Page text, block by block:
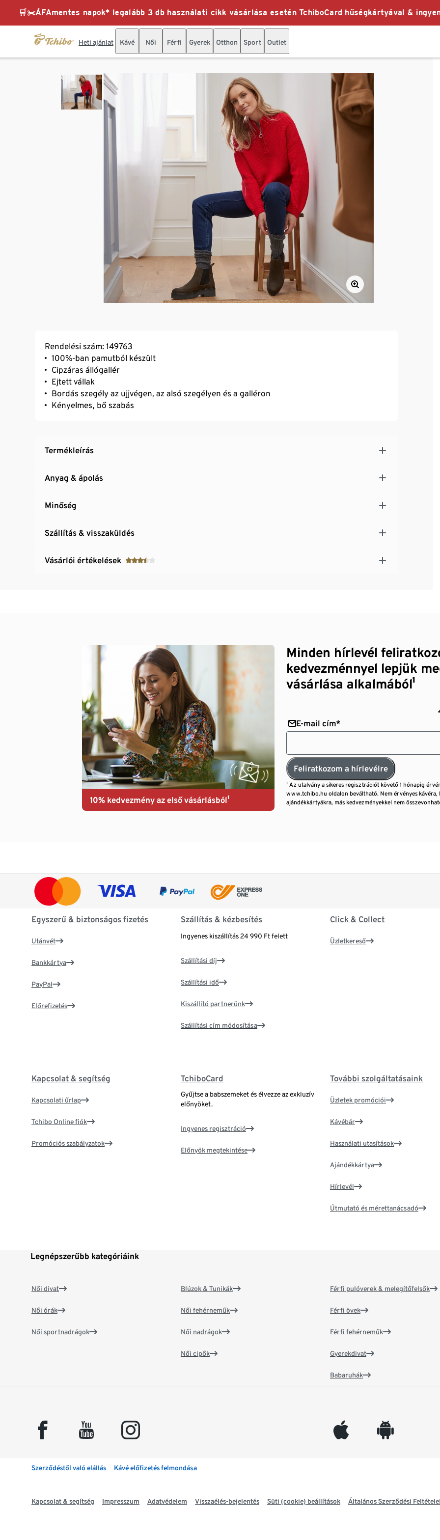
🛒✂️ÁFAmentes napok* legalább 3 db használati cikk vásárlása esetén TchiboCard hűségkártyával &
Heti ajánlat Kávé Női Férfi Gyerek Otthon Sport Outlet
Rendelési szám: 149763
100%-ban pamutból készült
Cipzáras állógallér
Ejtett vállak
Bordás szegély az ujjvégen, az alsó szegélyen és a galléron
Kényelmes, bő szabás
Termékleírás
Anyag & ápolás
Minőség
Szállítás & visszaküldés
Vásárlói értékelések
10% kedvezmény az első vásárlásból¹
Minden hírlevél
kedvezménnyel lepjük
vásárlása alkalmából¹
E-mail cím*
Feliratkozom a hírlevélre
¹ Az utalvány a sikeres regisztrációt követő 1 hónapig
www.tchibo.hu oldalon beváltható. Nem érvényes kávéra,
ajándékkártyákra, más kedvezményekkel nem
Egyszerű & biztonságos fizetés
Utánvét
Bankkártya
PayPal
Előrefizetés
Szállítás & kézbesítés
Ingyenes kiszállítás 24 990 Ft felett
Szállítási díj
Szállítási idő
Kiszállító partnerünk
Szállítási cím módosítása
Click & Collect
Üzletkereső
Kapcsolat & segítség
Kapcsolati űrlap
Tchibo Online fiók
Promóciós szabályzatok
TchiboCard
Gyűjtse a babszemeket és élvezze az exkluzív
előnyöket.
Ingyenes regisztráció
Előnyök megtekintése
További szolgáltatásaink
Üzletek promóciói
Kávébár
Használati utasítások
Ajándékkártya
Hírlevél
Útmutató és mérettanácsadó
Legnépszerűbb kategóriáink
Női divat
Női órák
Női sportnadrágok
Blúzok & Tunikák
Női fehérneműk
Női nadrágok
Női cipők
Férfi pulóverek & melegítőfelsők
Férfi övek
Férfi fehérneműk
Gyerekdivat
Babaruhák
facebook youtube instagram appleinc android
Szerződéstől való elállás Kávé előfizetés felmondása
Kapcsolat & segítség Impresszum Adatvédelem Visszaélés-bejelentés Süti (cookie) beállítások Általános Szerződési